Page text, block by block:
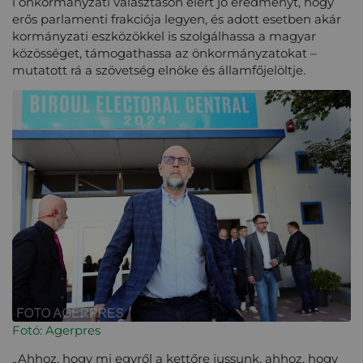
erős parlamenti frakciója legyen, és adott esetben akár
kormányzati eszközökkel is szolgálhassa a magyar
közösséget, támogathassa az önkormányzatokat –
mutatott rá a szövetség elnöke és államfőjelöltje.
Fotó: Agerpres
„Ahhoz, hogy mi egyről a kettőre jussunk, ahhoz, hogy